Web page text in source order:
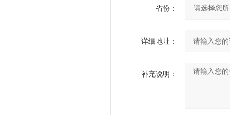
省份：
详细地址：
补充说明：